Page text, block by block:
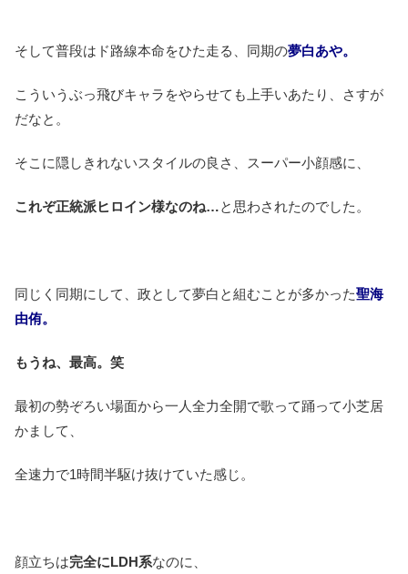
そして普段はド路線本命をひた走る、同期の夢白あや。
こういうぶっ飛びキャラをやらせても上手いあたり、さすが
だなと。
そこに隠しきれないスタイルの良さ、スーパー小顔感に、
これぞ正統派ヒロイン様なのね…と思わされたのでした。
同じく同期にして、政として夢白と組むことが多かった聖海
由侑。
もうね、最高。笑
最初の勢ぞろい場面から一人全力全開で歌って踊って小芝居
かまして、
全速力で1時間半駆け抜けていた感じ。
顔立ちは完全にLDH系なのに、